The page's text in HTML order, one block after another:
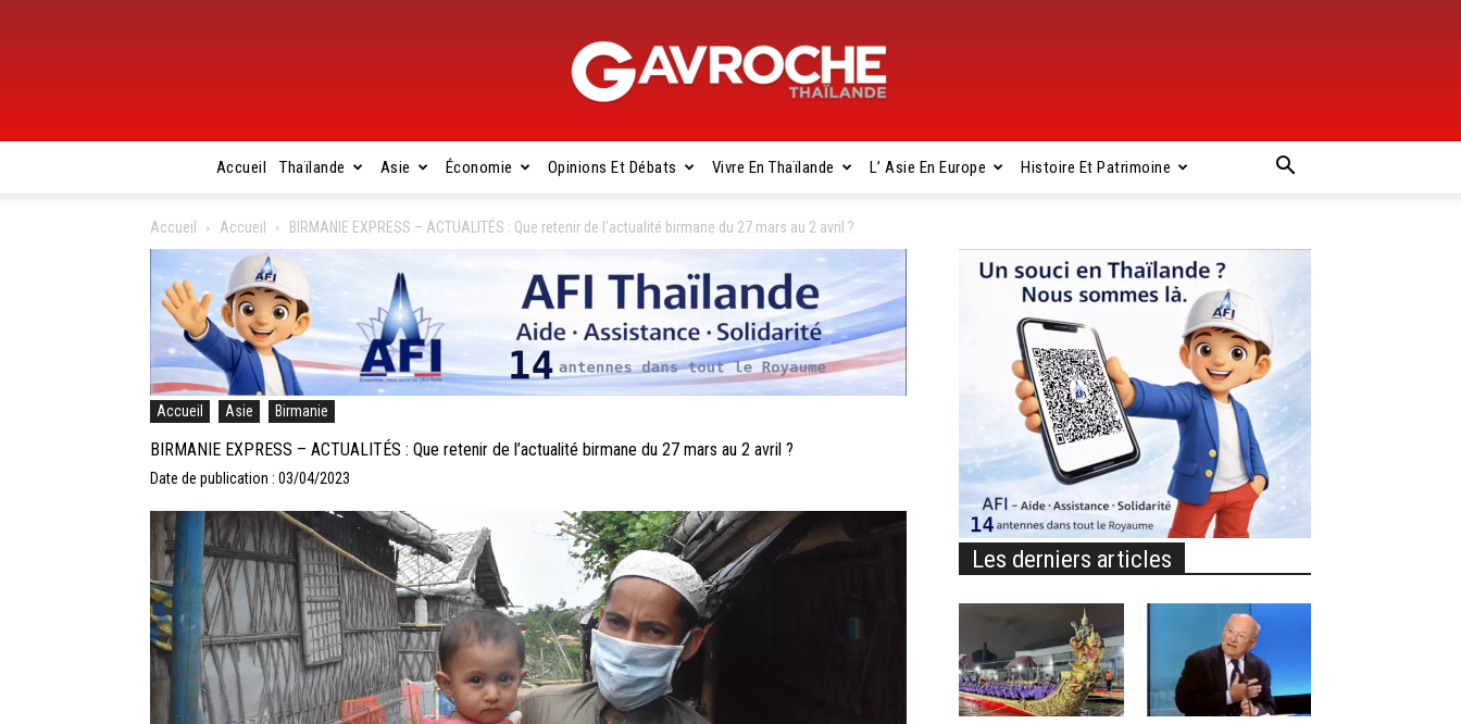
Gavroche
Thaïlande
Accueil Thaïlande Asie Économie Opinions Et Débats Vivre En Thaïlande L’ Asie En Europe Histoire Et Patrimoine
Accueil Accueil BIRMANIE EXPRESS – ACTUALITÉS : Que retenir de l’actualité birmane du 27 mars au 2 avril ?
Accueil Asie Birmanie
BIRMANIE EXPRESS – ACTUALITÉS : Que retenir de l’actualité birmane du 27 mars au 2 avril ?
Date de publication : 03/04/2023
Les derniers articles